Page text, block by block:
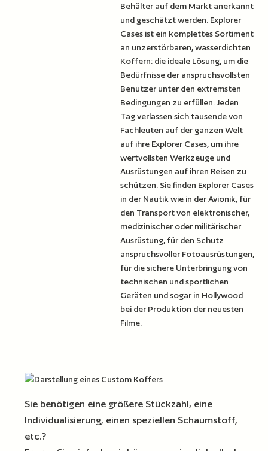
Behälter auf dem Markt anerkannt
und geschätzt werden. Explorer
Cases ist ein komplettes Sortiment
an unzerstörbaren, wasserdichten
Koffern: die ideale Lösung, um die
Bedürfnisse der anspruchsvollsten
Benutzer unter den extremsten
Bedingungen zu erfüllen. Jeden
Tag verlassen sich tausende von
Fachleuten auf der ganzen Welt
auf ihre Explorer Cases, um ihre
wertvollsten Werkzeuge und
Ausrüstungen auf ihren Reisen zu
schützen. Sie finden Explorer Cases
in der Nautik wie in der Avionik, für
den Transport von elektronischer,
medizinischer oder militärischer
Ausrüstung, für den Schutz
anspruchsvoller Fotoausrüstungen,
für die sichere Unterbringung von
technischen und sportlichen
Geräten und sogar in Hollywood
bei der Produktion der neuesten
Filme.
Sie benötigen eine größere Stückzahl, eine
Individualisierung, einen speziellen Schaumstoff,
etc.?